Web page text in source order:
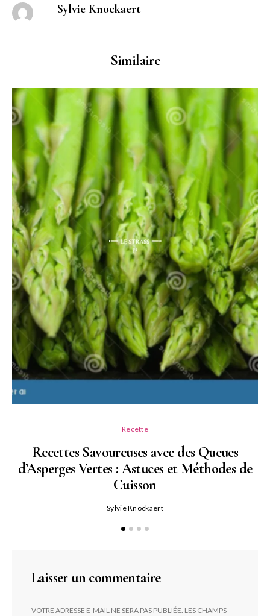
Sylvie Knockaert
Similaire
Recette
Recettes Savoureuses avec des Queues
d’Asperges Vertes : Astuces et Méthodes de
Cuisson
Sylvie Knockaert
Laisser un commentaire
VOTRE ADRESSE E-MAIL NE SERA PAS PUBLIÉE. LES CHAMPS